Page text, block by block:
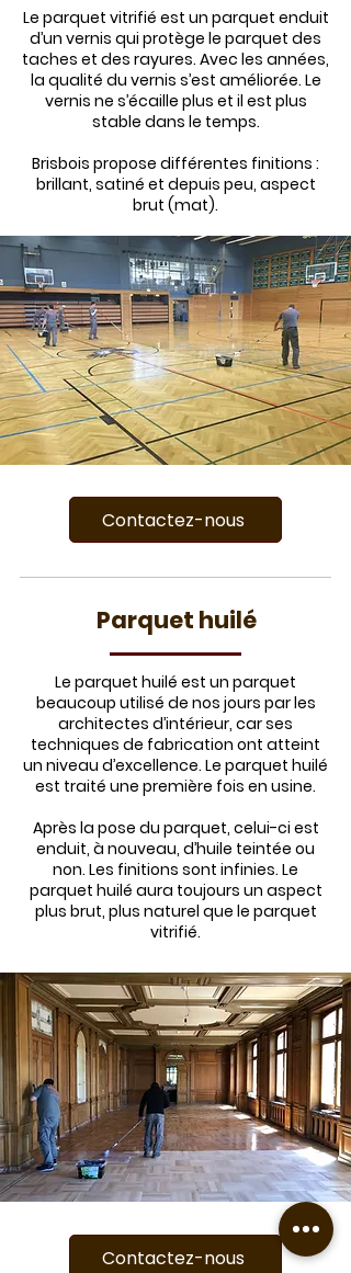
Le parquet vitrifié est un parquet enduit
d’un vernis qui protège le parquet des
taches et des rayures. Avec les années,
la qualité du vernis s’est améliorée. Le
vernis ne s’écaille plus et il est plus
stable dans le temps.
Brisbois propose différentes finitions :
brillant, satiné et depuis peu, aspect
brut (mat).
Contactez-nous
Parquet huilé
Le parquet huilé est un parquet
beaucoup utilisé de nos jours par les
architectes d’intérieur, car ses
techniques de fabrication ont atteint
un niveau d’excellence. Le parquet huilé
est traité une première fois en usine.
Après la pose du parquet, celui-ci est
enduit, à nouveau, d’huile teintée ou
non. Les finitions sont infinies. Le
parquet huilé aura toujours un aspect
plus brut, plus naturel que le parquet
vitrifié.
Contactez-nous